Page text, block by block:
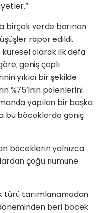
birçok yerde barınan
rapor edildi.
küresel olarak ilk defa
geniş çaplı
yıkıcı bir şekilde
%75’inin polenlerini
yapılan bir başka
bu böceklerde geniş
böceklerin yalnızca
çoğu numune
türü tanımlanamadan
beri böcek